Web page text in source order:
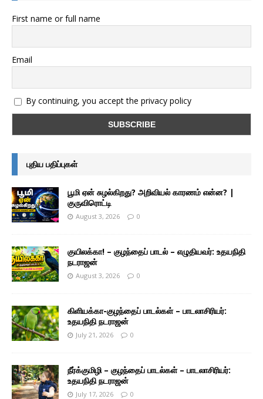
First name or full name
Email
By continuing, you accept the privacy policy
புதிய பதிப்புகள்
பூமி ஏன் சுழல்கிறது? அறிவியல் காரணம் என்ன? |
குருவிரொட்டி
August 3, 2026 0
குயிலக்கா! – குழந்தைப் பாடல் – எழுதியவர்: உதயநிதி
நடராஜன்
August 3, 2026 0
கிளியக்கா-குழந்தைப் பாடல்கள் – பாடலாசிரியர்:
உதயநிதி நடராஜன்
July 21, 2026 0
நீர்க்குமிழி – குழந்தைப் பாடல்கள் – பாடலாசிரியர்:
உதயநிதி நடராஜன்
July 17, 2026 0